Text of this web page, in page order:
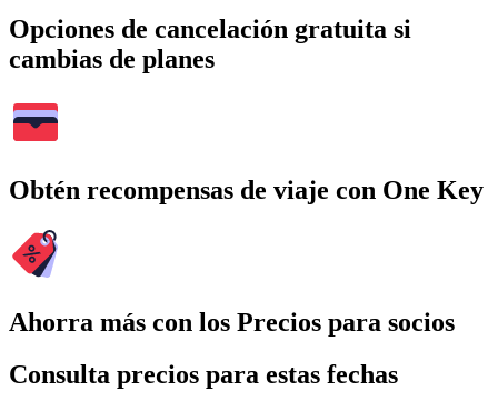
Opciones de cancelación gratuita si
cambias de planes
Obtén recompensas de viaje con One Key
Ahorra más con los Precios para socios
Consulta precios para estas fechas